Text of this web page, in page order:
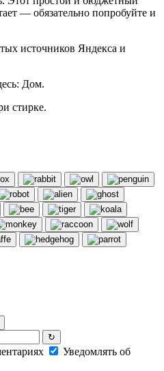
— обязательно попробуйте и
источников Яндекса и
Дом.
стирке.
↻
Уведомлять об